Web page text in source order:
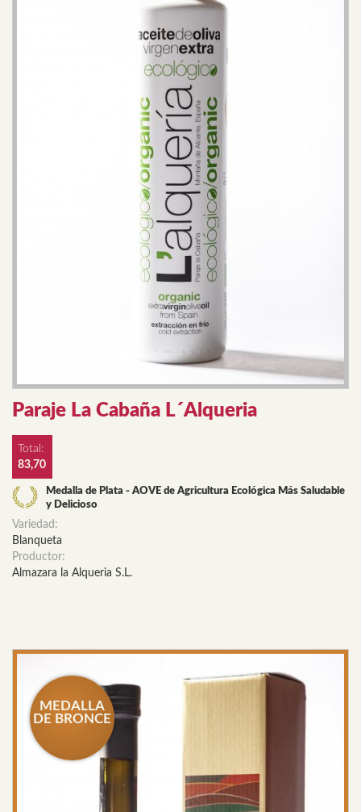
Paraje La Cabaña L´Alqueria
Total:
83,70
Medalla de Plata - AOVE de Agricultura Ecológica Más Saludable
y Delicioso
Variedad:
Blanqueta
Productor:
Almazara la Alqueria S.L.